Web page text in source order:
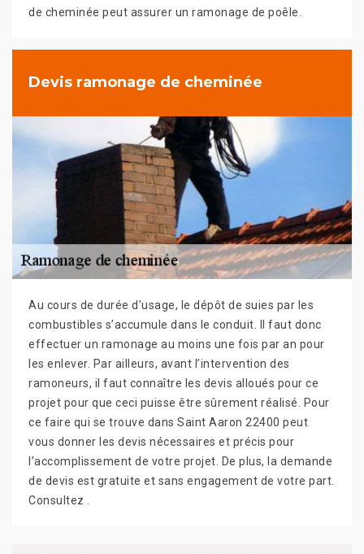
de cheminée peut assurer un ramonage de poêle.
Devis ramonage de cheminée
Au cours de durée d’usage, le dépôt de suies par les
combustibles s’accumule dans le conduit. Il faut donc
effectuer un ramonage au moins une fois par an pour
les enlever. Par ailleurs, avant l’intervention des
ramoneurs, il faut connaître les devis alloués pour ce
projet pour que ceci puisse être sûrement réalisé. Pour
ce faire qui se trouve dans Saint Aaron 22400 peut
vous donner les devis nécessaires et précis pour
l’accomplissement de votre projet. De plus, la demande
de devis est gratuite et sans engagement de votre part.
Consultez .